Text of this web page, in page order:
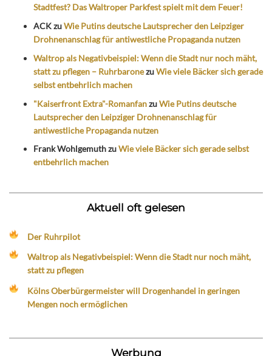
Stadtfest? Das Waltroper Parkfest spielt mit dem Feuer!
ACKzuWie Putins deutsche Lautsprecher den Leipziger
Drohnenanschlag für antiwestliche Propaganda nutzen
Waltrop als Negativbeispiel: Wenn die Stadt nur noch mäht,
statt zu pflegen – RuhrbaronezuWie viele Bäcker sich gerade
selbst entbehrlich machen
"Kaiserfront Extra"-RomanfanzuWie Putins deutsche
Lautsprecher den Leipziger Drohnenanschlag für
antiwestliche Propaganda nutzen
Frank WohlgemuthzuWie viele Bäcker sich gerade selbst
entbehrlich machen
Aktuell oft gelesen
Der Ruhrpilot
Waltrop als Negativbeispiel: Wenn die Stadt nur noch mäht,
statt zu pflegen
Kölns Oberbürgermeister will Drogenhandel in geringen
Mengen noch ermöglichen
Werbung